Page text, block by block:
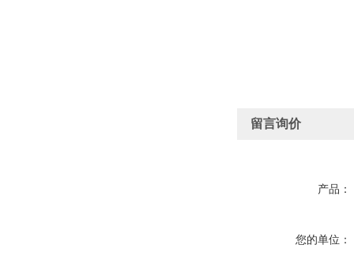
留言询价
产品：
您的单位：